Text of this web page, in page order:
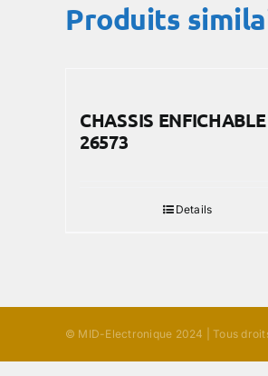
Produits
CHASSIS ENFICHABLE
26573
Details
© MID-Electronique 2024 | Tous